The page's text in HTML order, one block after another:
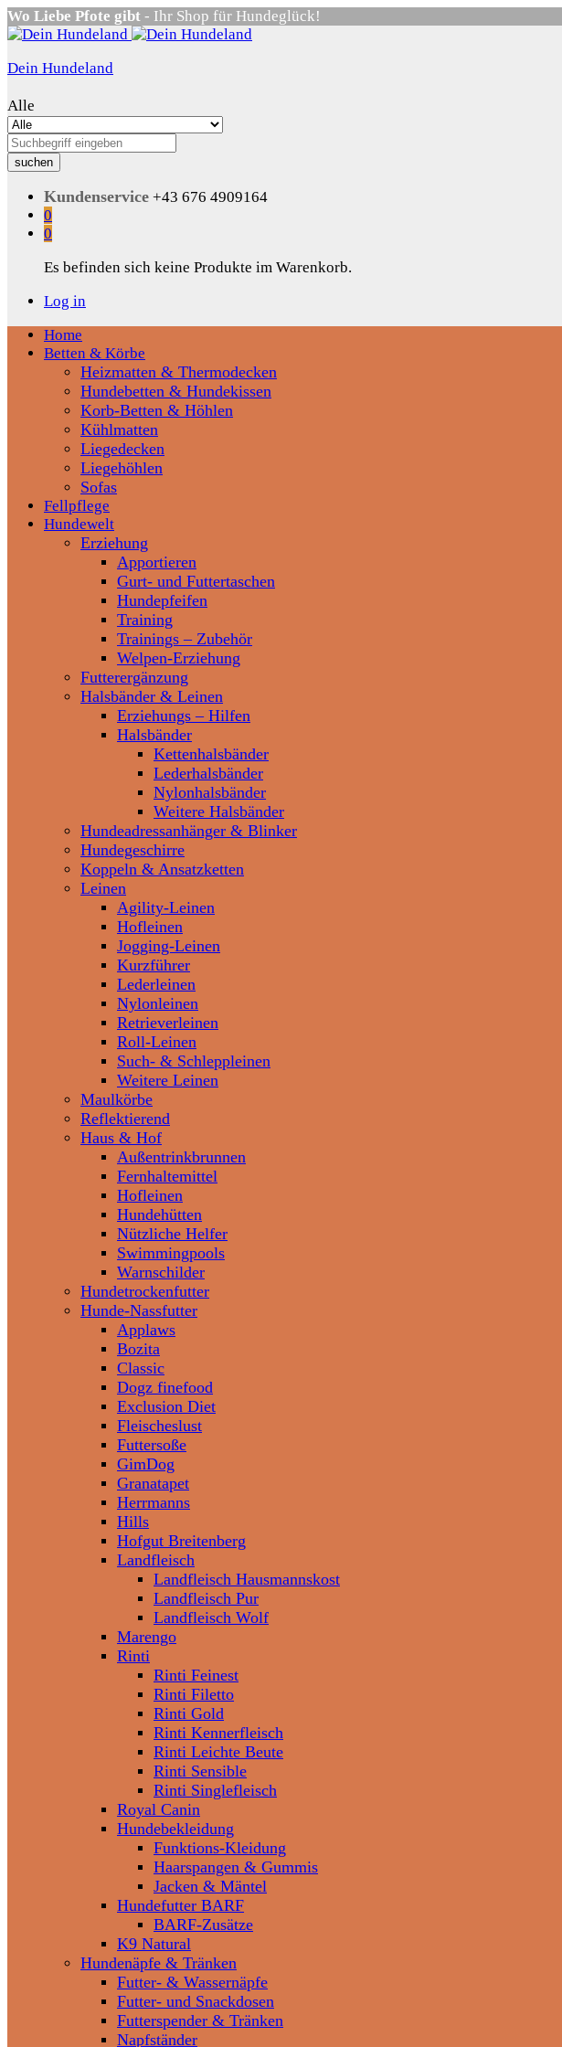
Wo Liebe Pfote gibt - Ihr Shop für Hundeglück!
Dein Hundeland
Alle
suchen
Kundenservice +43 676 4909164
0
0
Es befinden sich keine Produkte im Warenkorb.
Log in
Home
Betten & Körbe
Heizmatten & Thermodecken
Hundebetten & Hundekissen
Korb-Betten & Höhlen
Kühlmatten
Liegedecken
Liegehöhlen
Sofas
Fellpflege
Hundewelt
Erziehung
Apportieren
Gurt- und Futtertaschen
Hundepfeifen
Training
Trainings – Zubehör
Welpen-Erziehung
Futterergänzung
Halsbänder & Leinen
Erziehungs – Hilfen
Halsbänder
Kettenhalsbänder
Lederhalsbänder
Nylonhalsbänder
Weitere Halsbänder
Hundeadressanhänger & Blinker
Hundegeschirre
Koppeln & Ansatzketten
Leinen
Agility-Leinen
Hofleinen
Jogging-Leinen
Kurzführer
Lederleinen
Nylonleinen
Retrieverleinen
Roll-Leinen
Such- & Schleppleinen
Weitere Leinen
Maulkörbe
Reflektierend
Haus & Hof
Außentrinkbrunnen
Fernhaltemittel
Hofleinen
Hundehütten
Nützliche Helfer
Swimmingpools
Warnschilder
Hundetrockenfutter
Hunde-Nassfutter
Applaws
Bozita
Classic
Dogz finefood
Exclusion Diet
Fleischeslust
Futtersoße
GimDog
Granatapet
Herrmanns
Hills
Hofgut Breitenberg
Landfleisch
Landfleisch Hausmannskost
Landfleisch Pur
Landfleisch Wolf
Marengo
Rinti
Rinti Feinest
Rinti Filetto
Rinti Gold
Rinti Kennerfleisch
Rinti Leichte Beute
Rinti Sensible
Rinti Singlefleisch
Royal Canin
Hundebekleidung
Funktions-Kleidung
Haarspangen & Gummis
Jacken & Mäntel
Hundefutter BARF
BARF-Zusätze
K9 Natural
Hundenäpfe & Tränken
Futter- & Wassernäpfe
Futter- und Snackdosen
Futterspender & Tränken
Napfständer